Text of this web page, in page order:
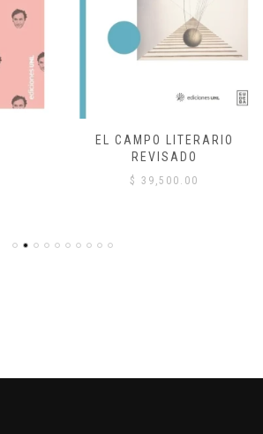
EL CAMPO LITERARIO
REVISADO
$ 39,500.00